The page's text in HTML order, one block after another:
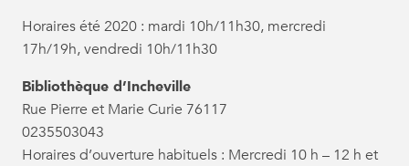
Horaires été 2020 : mardi 10h/11h30, mercredi
17h/19h, vendredi 10h/11h30
Bibliothèque d’Incheville
Rue Pierre et Marie Curie 76117
0235503043
Horaires d’ouverture habituels : Mercredi 10 h – 12 h et